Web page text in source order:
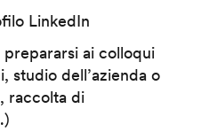
LinkedIn
prepararsi ai colloqui
studio dell’azienda o
raccolta di